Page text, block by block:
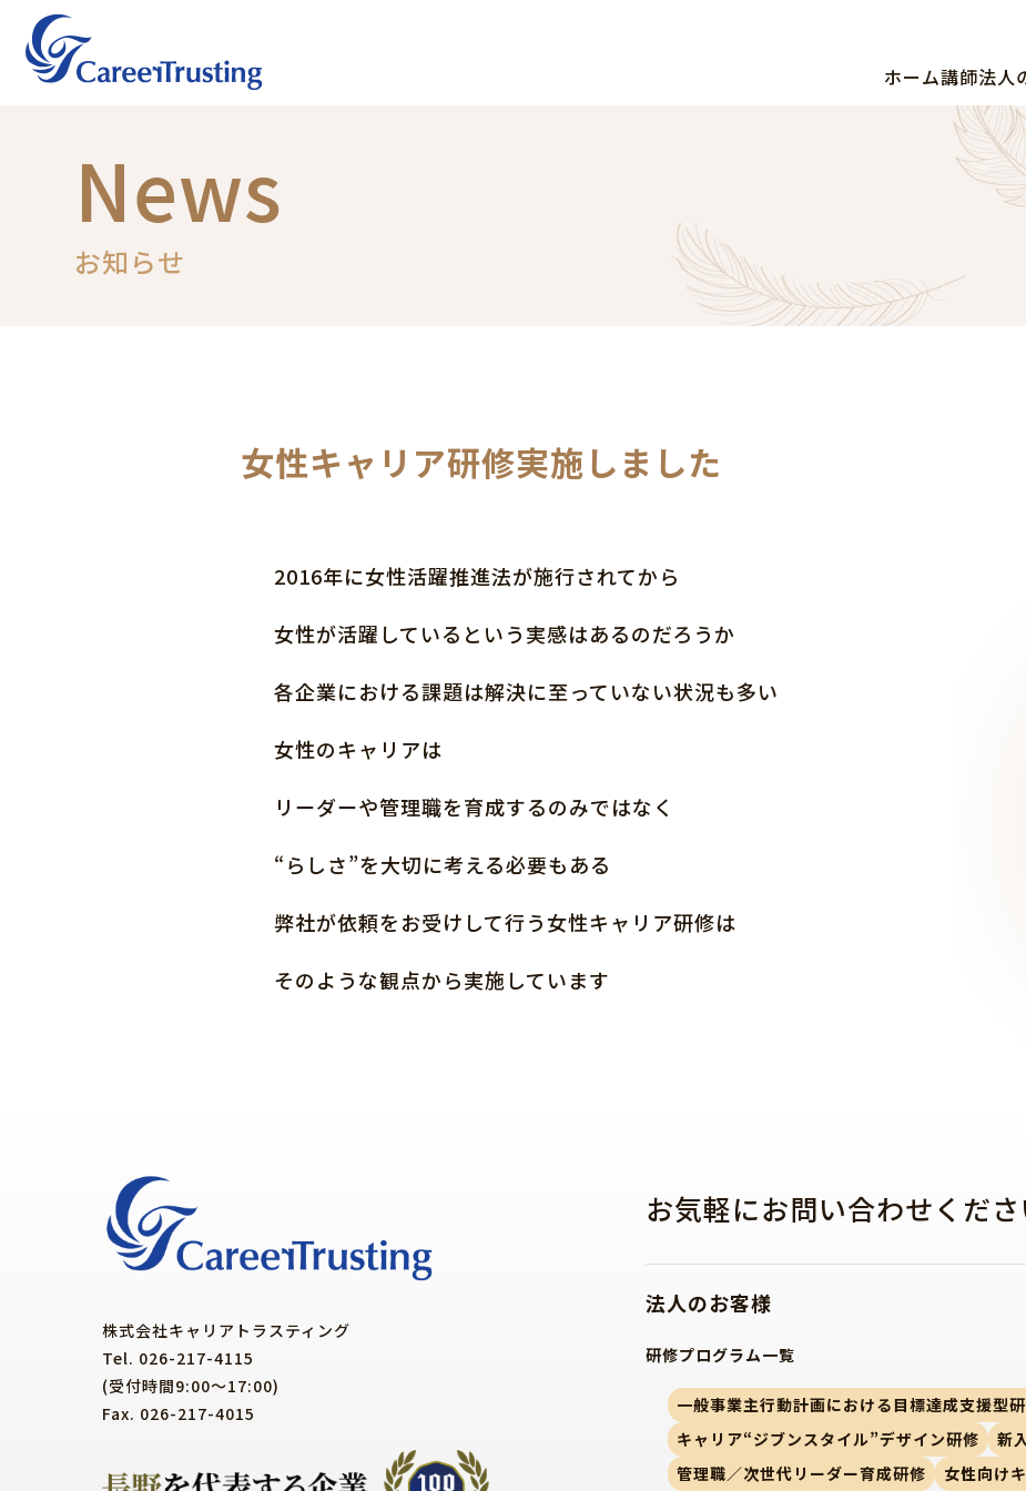
ホーム講師法人
News
お知らせ
女性キャリア研修実施しました
2016年に女性活躍推進法が施行されてから
女性が活躍しているという実感はあるのだろうか
各企業における課題は解決に至っていない状況も多い
女性のキャリアは
リーダーや管理職を育成するのみではなく
“らしさ”を大切に考える必要もある
弊社が依頼をお受けして行う女性キャリア研修は
そのような観点から実施しています
株式会社キャリアトラスティング
Tel. 026-217-4115
(受付時間9:00～17:00)
Fax. 026-217-4015
お気軽にお問い合わせくださ
法人のお客様
研修プログラム一覧
一般事業主行動計画における目標達成支援型
キャリア“ジブンスタイル”デザイン研修
新
管理職／次世代リーダー育成研修
女性向け